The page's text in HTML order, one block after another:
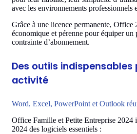
avec les environnements professionnels
Grâce à une licence permanente, Office
économique et pérenne pour équiper un
contrainte d’abonnement.
Des outils
activité
Word, Excel, PowerPoint et Outlook
Office Famille et Petite Entreprise 2024
2024 des logiciels essentiels :